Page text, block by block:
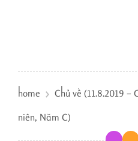
home Chủ về (11.8.2019 –
niên, Năm C)